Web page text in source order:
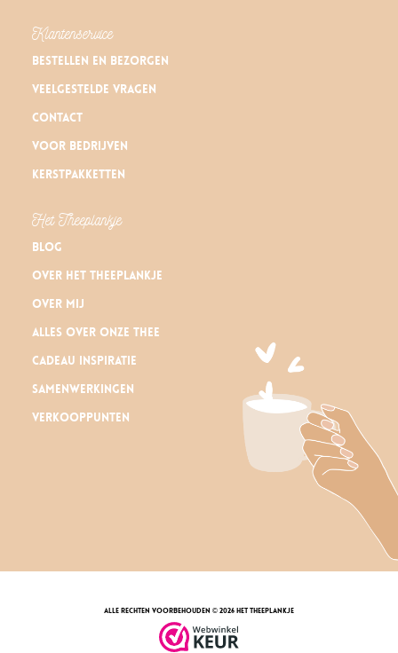
Klantenservice
Bestellen en bezorgen
Veelgestelde vragen
Contact
Voor bedrijven
Kerstpakketten
Het Theeplankje
Blog
Over Het Theeplankje
Over mij
Alles over onze thee
Cadeau inspiratie
Samenwerkingen
Verkooppunten
alle rechten voorbehouden © 2026 Het Theeplankje